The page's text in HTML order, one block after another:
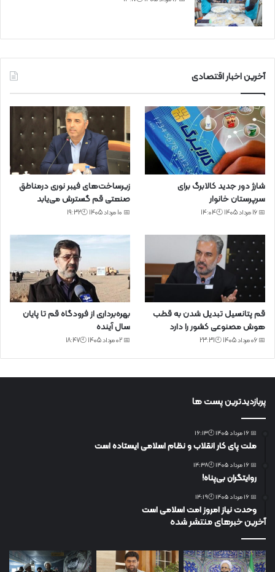
آخرین اخبار اقتصادی
شارژ دور جدید کالابرگ برای
سرپرستان خانوار
📅 16 مرداد 1405 🕙14:04
زیرساخت‌های فیبر نوری درمناطق
صنعتی قم گسترش می‌یابد
📅 10 مرداد 1405 🕙19:32
قم پتانسیل تبدیل شدن به قطب
هوش مصنوعی کشور را دارد
📅 06 مرداد 1405 🕙23:31
بهره‌برداری از فرودگاه قم تا پایان
سال آینده
📅 02 مرداد 1405 🕙18:47
پربازدیدترین پست ها
📅 16 مرداد 1405 🕙16:13
ملت پای کار انقلاب و نظام اسلامی ایستاده است
📅 16 مرداد 1405 🕙14:38
روایتگران بی‌پناه!
📅 16 مرداد 1405 🕙14:19
وحدت نیاز امروز امت اسلامی است
آخرین خبرهای منتشر شده